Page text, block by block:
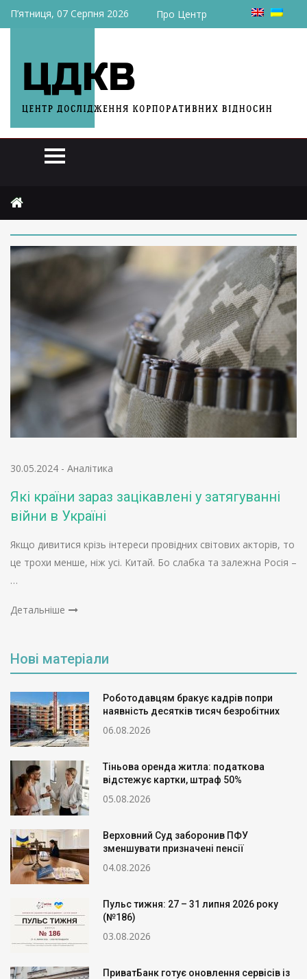
П’ятниця, 07 Серпня 2026 Про Центр
30.05.2024 - Аналітика
Які країни зараз зацікавлені у затягуванні
війни в Україні
Якщо дивитися крізь інтереси провідних світових акторів, то
це трохи менше, ніж усі. Китай. Бо слабка та залежна Росія –
…
Детальніше
Нові матеріали
Роботодавцям бракує кадрів попри
наявність десятків тисяч безробітних
06.08.2026
Тіньова оренда житла: податкова
відстежує картки, штраф 50%
05.08.2026
Верховний Суд заборонив ПФУ
зменшувати призначені пенсії
04.08.2026
Пульс тижня: 27 – 31 липня 2026 року
(№186)
03.08.2026
ПриватБанк готує оновлення сервісів із